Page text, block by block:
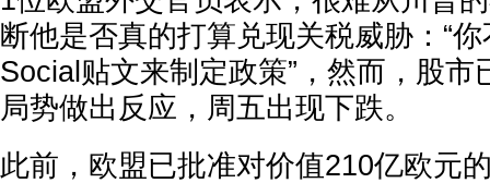
断他是否真的打算兑现关税威胁：“
Social贴文来制定政策”，然而，股市
局势做出反应，周五出现下跌。
此前，欧盟已批准对价值210亿欧元